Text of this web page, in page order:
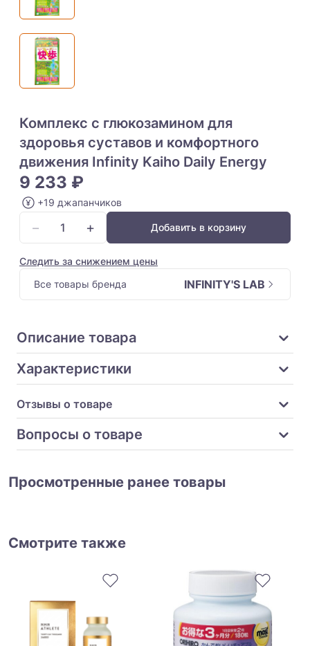
Комплекс с глюкозамином для
здоровья суставов и комфортного
движения Infinity Kaiho Daily Energy
9 233 ₽
+19 джапанчиков
− + Добавить в корзину
Следить за снижением цены
Все товары бренда
INFINITY'S LAB
Описание товара
Характеристики
Отзывы о товаре
Вопросы о товаре
Просмотренные ранее товары
Смотрите также